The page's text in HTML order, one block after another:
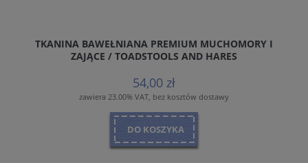
TKANINA BAWEŁNIANA PREMIUM MUCHOMORY I
ZAJĄCE / TOADSTOOLS AND HARES
54,00 zł
zawiera 23.00% VAT, bez kosztów dostawy
DO KOSZYKA